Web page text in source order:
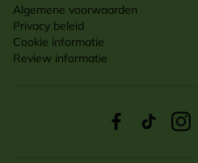
Algemene voorwaarden
Privacy beleid
Cookie informatie
Review informatie